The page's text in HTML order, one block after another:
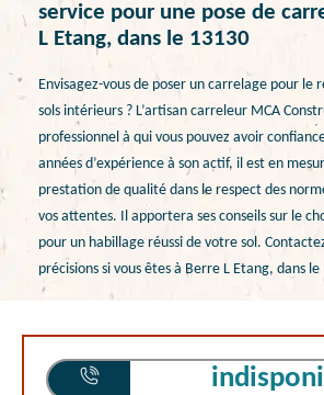
service pour une pose de
L Etang, dans le 13130
Envisagez-vous de poser un carrelage pour le
sols intérieurs ? L’artisan carreleur MCA
professionnel à qui vous pouvez avoir
années d’expérience à son actif, il est en
prestation de qualité dans le respect des
vos attentes. Il apportera ses conseils sur le
pour un habillage réussi de votre sol.
précisions si vous êtes à Berre L Etang, dans le